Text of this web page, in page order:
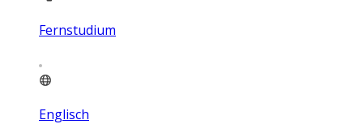
Fernstudium
Englisch